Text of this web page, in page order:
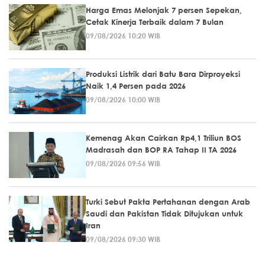
Harga Emas Melonjak 7 persen Sepekan,
Cetak Kinerja Terbaik dalam 7 Bulan
09/08/2026 10:20 WIB
Produksi Listrik dari Batu Bara Dirproyeksi
Naik 1,4 Persen pada 2026
09/08/2026 10:00 WIB
Kemenag Akan Cairkan Rp4,1 Triliun BOS
Madrasah dan BOP RA Tahap II TA 2026
09/08/2026 09:56 WIB
Turki Sebut Pakta Pertahanan dengan Arab
Saudi dan Pakistan Tidak Ditujukan untuk
Iran
09/08/2026 09:30 WIB